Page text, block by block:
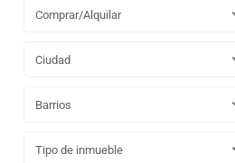
Comprar/Alquilar
Ciudad
Barrios
Tipo de inmueble